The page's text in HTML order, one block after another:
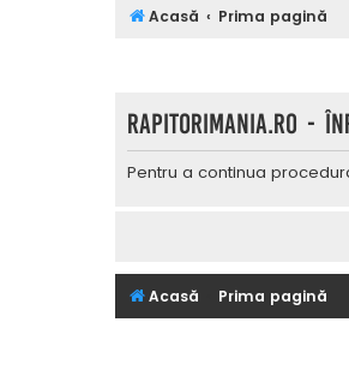
Acasă Prima pagină
Rapitorimania.ro -
Pentru a continua
Acasă Prima pagină